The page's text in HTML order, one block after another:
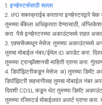
1. इन्व्हेस्टर्ससाठी सल्ला
2. IPO सबस्क्राईब करताना इन्व्हेस्टरद्वारे
तुमच्या बँकेला अधिकृतता देण्यासाठी,
करा. पैसे इन्व्हेस्टरच्या अकाउंटमध्ये राहत
3. एक्सचेंजमधून मेसेज: तुमच्या अकाउंटमध्ये
तुमचा मोबाईल नंबर/ईमेल ID अपडेट करा.
तुमच्या ट्रान्झॅक्शनची माहिती प्राप्त करा.
4. डिपॉझिटरीकडून मेसेज: अ) तुमच्या डिमॅट
डिपॉझिटरी सहभागीसह तुमचा मोबाईल नंबर
दिवशी CDSL कडून थेट तुमच्या डिमॅट
तुमच्या रजिस्टर्ड मोबाईलवर अलर्ट प्राप्त